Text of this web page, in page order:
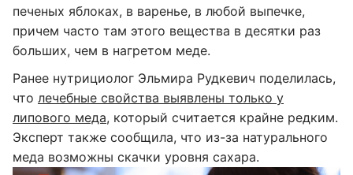
печеных яблоках, в варенье, в любой выпечке,
причем часто там этого вещества в десятки раз
больших, чем в нагретом меде.
Ранее нутрициолог Эльмира Рудкевич поделилась,
что лечебные свойства выявлены только у
липового меда, который считается крайне редким.
Эксперт также сообщила, что из-за натурального
меда возможны скачки уровня сахара.